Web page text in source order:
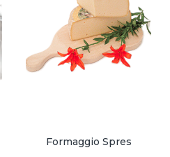
Formaggio Spres